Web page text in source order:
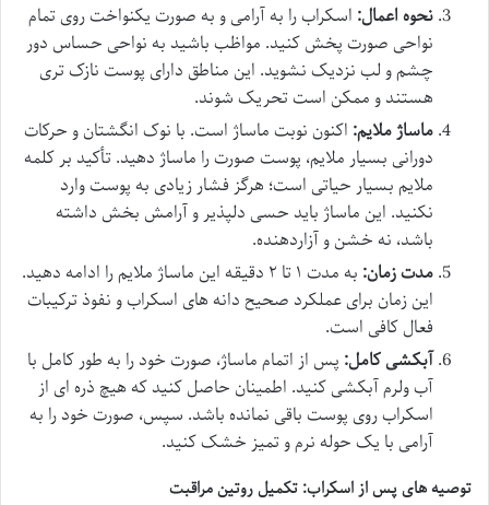
نحوه اعمال: اسکراب را به آرامی و به صورت یکنواخت روی تمام
نواحی صورت پخش کنید. مواظب باشید به نواحی حساس دور
چشم و لب نزدیک نشوید. این مناطق دارای پوست نازک تری
هستند و ممکن است تحریک شوند.
ماساژ ملایم: اکنون نوبت ماساژ است. با نوک انگشتان و حرکات
دورانی بسیار ملایم، پوست صورت را ماساژ دهید. تأکید بر کلمه
ملایم بسیار حیاتی است؛ هرگز فشار زیادی به پوست وارد
نکنید. این ماساژ باید حسی دلپذیر و آرامش بخش داشته
باشد، نه خشن و آزاردهنده.
مدت زمان:
به مدت ۱ تا ۲ دقیقه این ماساژ ملایم را ادامه دهید.
این زمان برای عملکرد صحیح دانه های اسکراب و نفوذ ترکیبات
فعال کافی است.
آبکشی کامل: پس از اتمام ماساژ، صورت خود را به طور کامل با
آب ولرم آبکشی کنید. اطمینان حاصل کنید که هیچ ذره ای از
اسکراب روی پوست باقی نمانده باشد. سپس، صورت خود را به
آرامی با یک حوله نرم و تمیز خشک کنید.
توصیه های پس از اسکراب: تکمیل روتین مراقبت